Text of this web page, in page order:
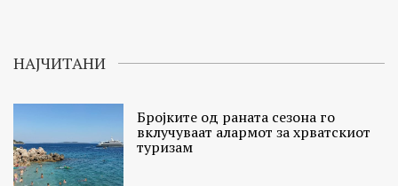
НАЈЧИТАНИ
Бројките од раната сезона го
вклучуваат алармот за хрватскиот
туризам